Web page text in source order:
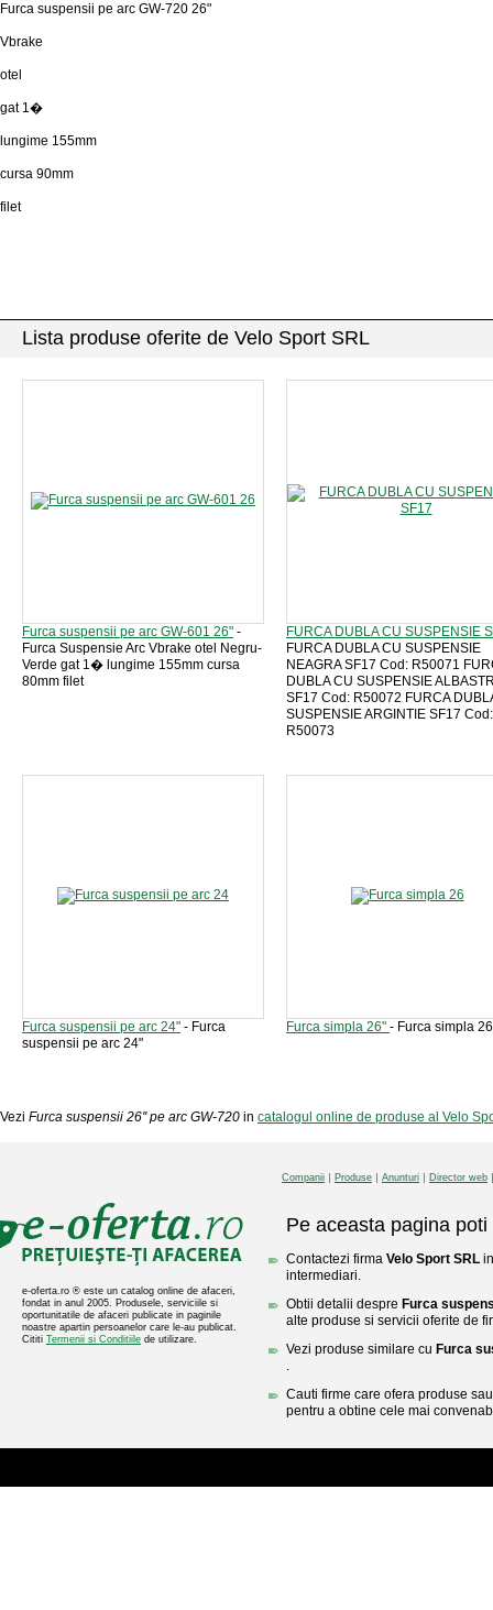
Furca suspensii pe arc GW-720 26"
Vbrake
otel
gat 1�
lungime 155mm
cursa 90mm
filet
Lista produse oferite de Velo Sport SRL
Furca suspensii pe arc GW-601 26" -
Furca Suspensie Arc Vbrake otel Negru-
Verde gat 1� lungime 155mm cursa
80mm filet
FURCA DUBLA CU SUSPENSIE
FURCA DUBLA CU SUSPENSIE
NEAGRA SF17 Cod: R50071
DUBLA CU SUSPENSIE
SF17 Cod: R50072 FURCA
SUSPENSIE ARGINTIE SF17 Cod:
R50073
Furca suspensii pe arc 24" - Furca
suspensii pe arc 24"
Furca simpla 26" - Furca simpla
Vezi Furca suspensii 26'' pe arc GW-720 in catalogul online de produse al Velo
e-oferta.ro ® este un catalog online de afaceri,
fondat in anul 2005. Produsele, serviciile si
oportunitatile de afaceri publicate in paginile
noastre apartin persoanelor care le-au publicat.
Cititi Termenii si Conditiile de utilizare.
Companii Produse Anunturi Director web
Pe aceasta pagina poti
Contactezi firma Velo Sport SRL
intermediari.
Obtii detalii despre Furca
alte produse si servicii oferite de
Vezi produse similare cu Furca
.
Cauti firme care ofera produse
pentru a obtine cele mai